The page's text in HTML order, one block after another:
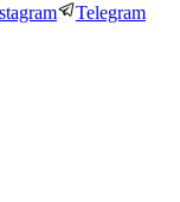
Telegram